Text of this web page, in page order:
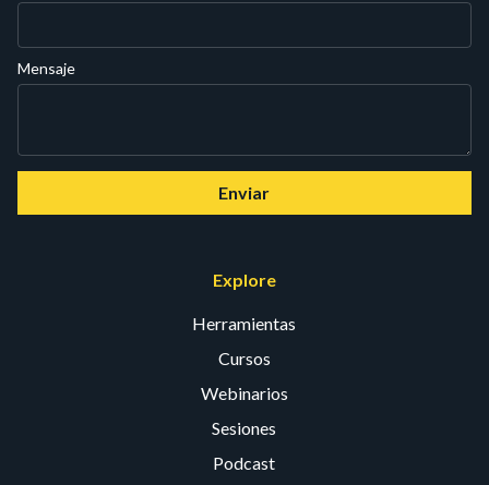
Mensaje
Enviar
Explore
Herramientas
Cursos
Webinarios
Sesiones
Podcast